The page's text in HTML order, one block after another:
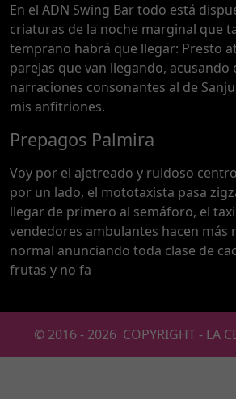
En el ADN Swing Bar todo está
criaturas de la noche marginal que
temprano habrá que llegar: Presto
parejas que van llegando, acusando
narraciones consonantes al de
mis anfitriones.
Prepagos Palmira
Voy por el ajetreado y ruidoso
por un lado, el mototaxista pasa
llegar de primero al semáforo, el
vendedores ambulantes hacen más
normal anunciando toda clase de
frutas y no fa
© 2016 - 2026 COPYRIGHT - LA